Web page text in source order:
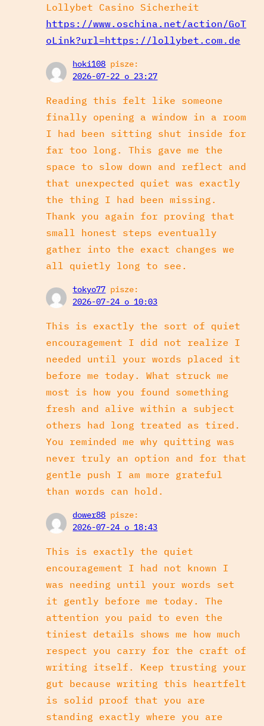
Lollybet Casino Sicherheit
https://www.oschina.net/action/GoT
oLink?url=https://lollybet.com.de
hoki108 pisze:
2026-07-22 o 23:27
Reading this felt like someone
finally opening a window in a room
I had been sitting shut inside for
far too long. This gave me the
space to slow down and reflect and
that unexpected quiet was exactly
the thing I had been missing.
Thank you again for proving that
small honest steps eventually
gather into the exact changes we
all quietly long to see.
tokyo77 pisze:
2026-07-24 o 10:03
This is exactly the sort of quiet
encouragement I did not realize I
needed until your words placed it
before me today. What struck me
most is how you found something
fresh and alive within a subject
others had long treated as tired.
You reminded me why quitting was
never truly an option and for that
gentle push I am more grateful
than words can hold.
dower88 pisze:
2026-07-24 o 18:43
This is exactly the quiet
encouragement I had not known I
was needing until your words set
it gently before me today. The
attention you paid to even the
tiniest details shows me how much
respect you carry for the craft of
writing itself. Keep trusting your
gut because writing this heartfelt
is solid proof that you are
standing exactly where you are